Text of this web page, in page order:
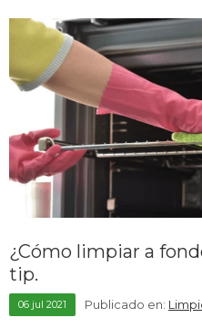
¿Cómo limpiar a
tip.
06 jul 2021 Publicado en: